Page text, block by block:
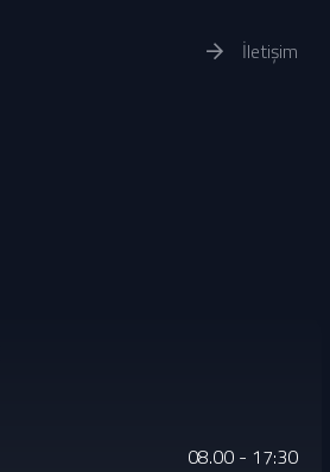
İletişim
08.00 - 17:30